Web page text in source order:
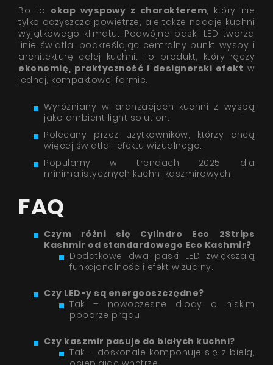
Bo to okap wyspowy z charakterem, który nie
tylko oczyszcza powietrze, ale także nadaje kuchni
wyjątkowego klimatu. Podwójne paski LED tworzą
linie światła, podkreślając centralny punkt wyspy i
architekturę całej kuchni. To produkt, który łączy
ekonomię, praktyczność i designerski efekt w
jednej, kompaktowej formie.
Wyróżniany w aranżacjach kuchni z wyspą
jako ambient light solution.
Polecany przez użytkowników, którzy chcą
więcej światła i efektu wizualnego.
Popularny w trendach 2025 dla
minimalistycznych kuchni kaszmirowych.
FAQ
Czym różni się Cylindro Eco 2Strips
Kashmir od standardowego Eco Kashmir?
Dodatkowe dwa paski LED zwiększają
funkcjonalność i efekt wizualny.
Czy LED-y są energooszczędne?
Tak – nowoczesne diody o niskim
poborze prądu.
Czy kaszmir pasuje do białych kuchni?
Tak – doskonale komponuje się z bielą,